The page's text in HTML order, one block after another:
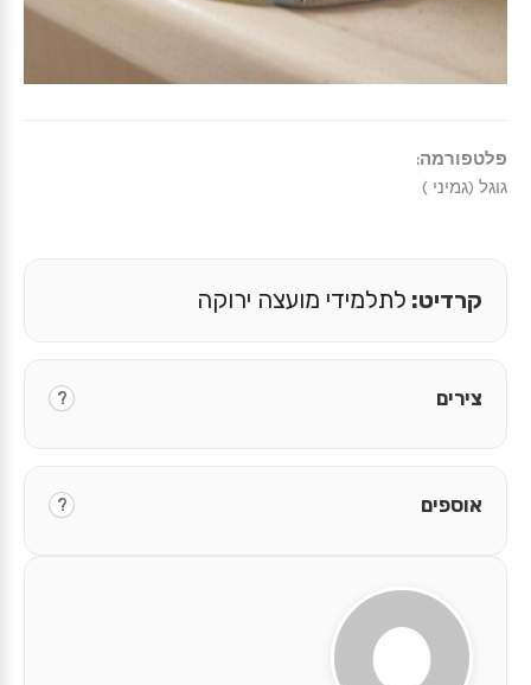
פלטפורמה:
גוגל (גמיני )
קרדיט: לתלמידי מועצה ירוקה
צירים ?
אוספים ?